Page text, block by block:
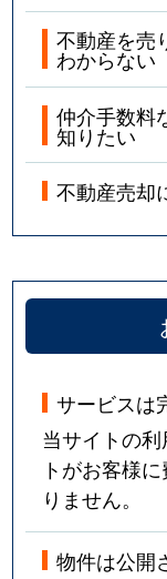
不動産を売
わからない
仲介手数料
知りたい
不動産売却
サービスは
当サイトの
トがお客様
りません。
物件は公開